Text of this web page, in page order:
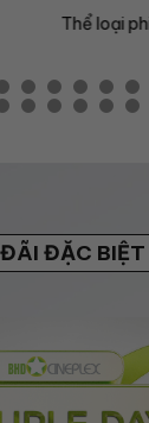
Thể loại
ĐẶC BIỆT